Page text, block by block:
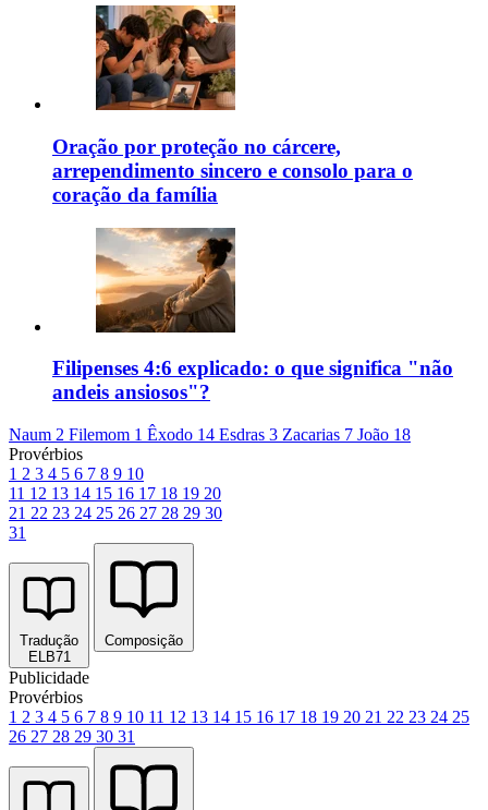
Oração por proteção no cárcere,
arrependimento sincero e consolo para o
coração da família
Filipenses 4:6 explicado: o que significa "não
andeis ansiosos"?
Naum 2 Filemom 1 Êxodo 14 Esdras 3 Zacarias 7 João 18
Provérbios
1 2 3 4 5 6 7 8 9 10
11 12 13 14 15 16 17 18 19 20
21 22 23 24 25 26 27 28 29 30
31
Tradução
ELB71
Composição
Publicidade
Provérbios
1 2 3 4 5 6 7 8 9 10 11 12 13 14 15 16 17 18 19 20 21 22 23 24 25
26 27 28 29 30 31